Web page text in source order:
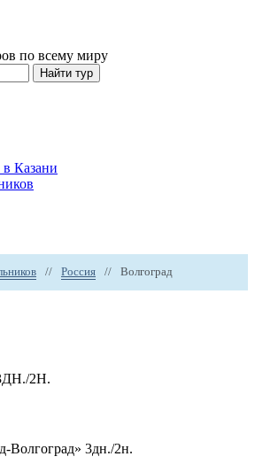
по всему миру
Найти тур
Казани
// Россия // Волгоград
2Н.
Волгоград» 3дн./2н.